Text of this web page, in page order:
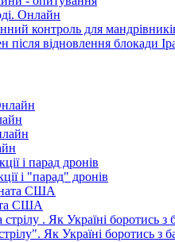
Онлайн
контроль для мандрівників
відновлення блокади
і "парад" дронів
США
Як Україні боротись з